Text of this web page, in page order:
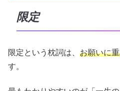
限定
限定という枕詞は、 お願いに
す。